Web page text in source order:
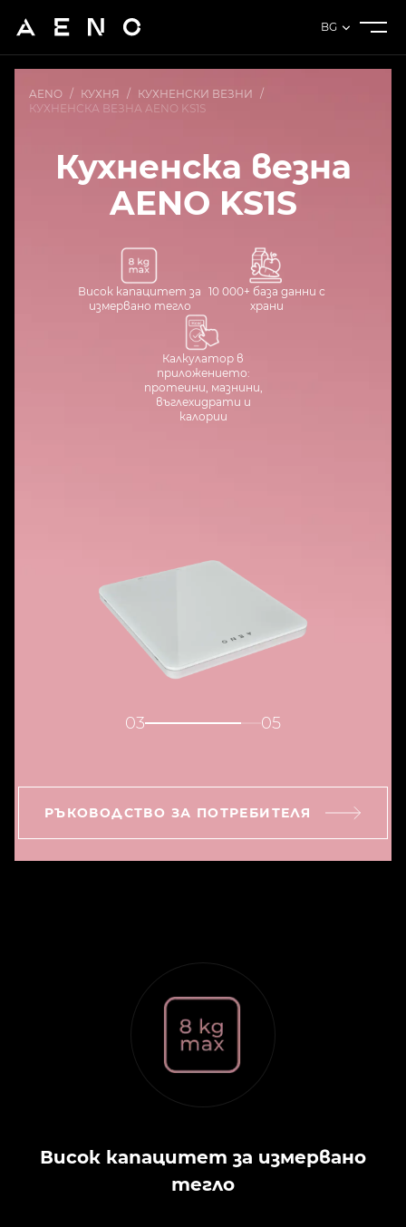
BG
AENO / КУХНЯ / КУХНЕНСКИ ВЕЗНИ /
КУХНЕНСКА ВЕЗНА AENO KS1S
Кухненска везна
AENO KS1S
Висок капацитет за
измервано тегло
10 000+ база данни с
храни
Калкулатор в
приложението:
протеини, мазнини,
въглехидрати и
калории
04 05
РЪКОВОДСТВО ЗА ПОТРЕБИТЕЛЯ
Висок капацитет за измервано
тегло